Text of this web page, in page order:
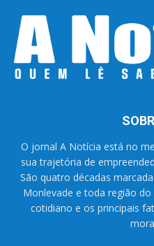
O jornal A Notícia está no
sua trajetória de
São quatro décadas
Monlevade e toda região
cotidiano e os principais